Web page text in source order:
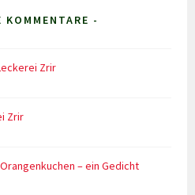
KOMMENTARE -
Zrir
Zrir
– ein Gedicht